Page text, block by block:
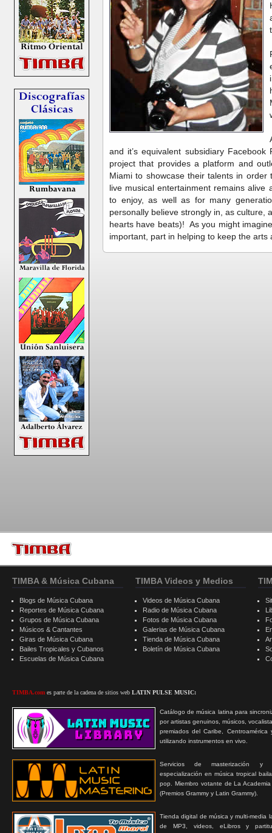
and it’s equivalent subsidiary
project that provides a platform and
Miami to showcase their talents in
live musical entertainment remains
to enjoy, as well as for many
personally believe strongly in, as culture,
hearts have beats)! As you might
important, part in helping to keep the arts
TIMBA & Música Cubana
Blogs de Música Cubana
Reportes de Música Cubana
Grupos de Música Cubana
Músicos & Cantantes
Giras de Música Cubana
Bailes Tropicales y Cubanos
Escuelas de Música Cubana
TIMBA.com es parte de la cadena de sitios web LATIN PULSE MUSIC:
Catálogo de música latina para
por artistas genuinos, músicos,
premiados del Caribe, Centroamérica
utilizando instrumentos en vivo.
Servicios de masterización y
especialización en música tropical
pop. Miembro votante de La
(Premios Grammy y Latin Grammy).
Tienda digital de música y multi-media
de MP3, videos, eLibros y
TIMBA Videos y Medios
Videos de Música Cubana
Radio de Música Cubana
Fotos de Música Cubana
Galerias de Música Cubana
Tienda de Música Cubana
Boletín de Música Cubana